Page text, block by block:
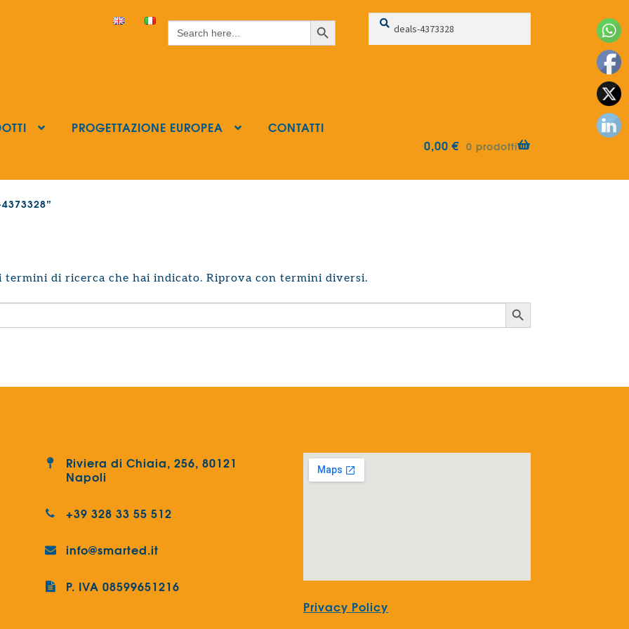
Search
for:
Search Button Cerca:
Cerca
PROGETTAZIONE EUROPEA
CONTATTI
0,00€ 0 prodotti
termini di ricerca che hai indicato. Riprova con termini diversi.
Search Button
Riviera di Chiaia, 256, 80121
Napoli
+39 328 33 55 512
info@smarted.it
P. IVA 08599651216
Privacy Policy